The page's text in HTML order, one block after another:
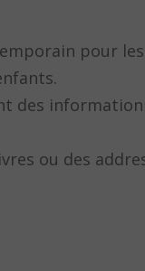
pour
des
ou des